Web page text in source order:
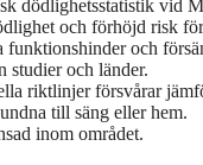
dödlighetsstatistik vid
och förhöjd risk
funktionshinder och
studier och länder.
riktlinjer försvårar
till säng eller hem.
inom området.